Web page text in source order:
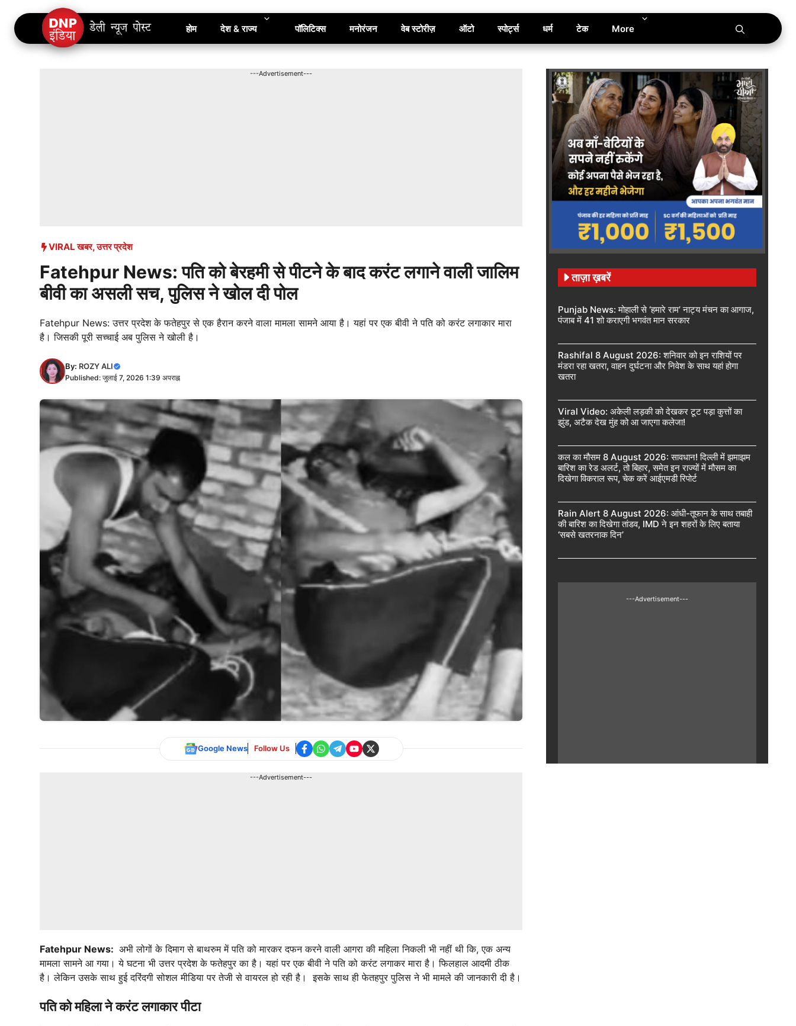
Skip
content
होम देश & राज्य पॉलिटिक्स मनोरंजन वेब स्टोरीज़ ऑटो स्पोर्ट्स धर्म टेक More
---Advertisement---
VIRAL खबर,उत्तर प्रदेश
Fatehpur News: पति को बेरहमी से पीटने के बाद करंट लगाने वाली जालिम
बीवी का असली सच, पुलिस ने खोल दी पोल
Fatehpur News: उत्तर प्रदेश के फतेहपुर से एक हैरान करने वाला मामला सामने आया है। यहां पर एक बीवी ने पति को करंट लगाकार मारा
है। जिसकी पूरी सच्चाई अब पुलिस ने खोली है।
By: ROZY ALI
Published: जुलाई 7, 2026 1:39 अपराह्न
Google News Follow Us
---Advertisement---
Fatehpur News: अभी लोगों के दिमाग से बाथरुम में पति को मारकर दफन करने वाली आगरा की महिला निकली भी नहीं थी कि, एक अन्य
मामला सामने आ गया। ये घटना भी उत्तर प्रदेश के फतेहपुर का है। यहां पर एक बीवी ने पति को करंट लगाकर मारा है। फिलहाल आदमी ठीक
है। लेकिन उसके साथ हुई दरिंदगी सोशल मीडिया पर तेजी से वायरल हो रही है। इसके साथ ही फेतहपुर पुलिस ने भी मामले की जानकारी दी है।
पति को महिला ने करंट लगाकार पीटा
ताज़ा ख़बरें
Punjab News: मोहाली से ‘हमारे राम’ नाट्य मंचन का आगाज,
पंजाब में 41 शो कराएगी भगवंत मान सरकार
Rashifal 8 August 2026: शनिवार को इन राशियों पर
मंडरा रहा खतरा, वाहन दुर्घटना और निवेश के साथ यहां होगा
खतरा
Viral Video: अकेली लड़की को देखकर टूट पड़ा कुत्तों का
झुंड, अटैक देख मुंह को आ जाएगा कलेजा!
कल का मौसम 8 August 2026: सावधान! दिल्ली में झमाझम
बारिश का रेड अलर्ट, तो बिहार, समेत इन राज्यों में मौसम का
दिखेगा विकराल रूप, चेक करें आईएमडी रिपोर्ट
Rain Alert 8 August 2026: आंधी-तूफान के साथ तबाही
की बारिश का दिखेगा तांडव, IMD ने इन शहरों के लिए बताया
‘सबसे खतरनाक दिन’
---Advertisement---